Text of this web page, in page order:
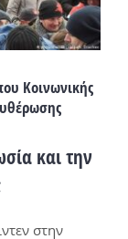
Κοινωνικής
και την
στην